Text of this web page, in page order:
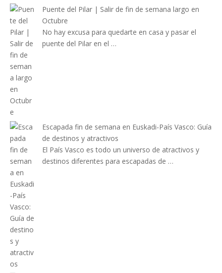
Puente del Pilar | Salir de fin de semana largo en
Octubre
No hay excusa para quedarte en casa y pasar el
puente del Pilar en el …
Escapada fin de semana en Euskadi-País Vasco: Guía
de destinos y atractivos
El País Vasco es todo un universo de atractivos y
destinos diferentes para escapadas de …